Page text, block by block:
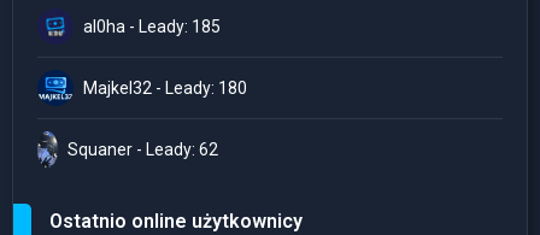
al0ha - Leady: 185
Majkel32 - Leady: 180
Squaner - Leady: 62
Ostatnio online użytkownicy